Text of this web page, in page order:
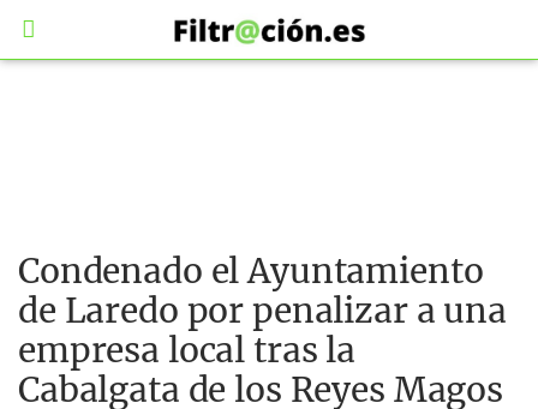
Condenado el Ayuntamiento
de Laredo por penalizar a una
empresa local tras la
Cabalgata de los Reyes Magos